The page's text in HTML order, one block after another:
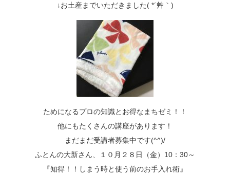
↓お土産までいただきました( *´艸｀)
ためになるプロの知識とお得なまちゼミ！！
他にもたくさんの講座があります！
まだまだ受講者募集中です(^^)/
ふとんの大新さん、１０月２８日（金）10：30～
『知得！！しまう時と使う前のお手入れ術』